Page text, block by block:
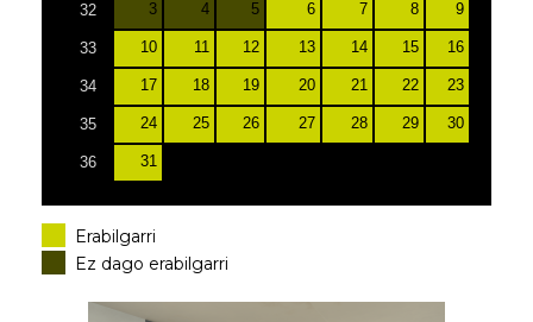
32 3 4 5 6 7 8 9
33 10 11 12 13 14 15 16
34 17 18 19 20 21 22 23
35 24 25 26 27 28 29 30
36 31
Erabilgarri
Ez dago erabilgarri